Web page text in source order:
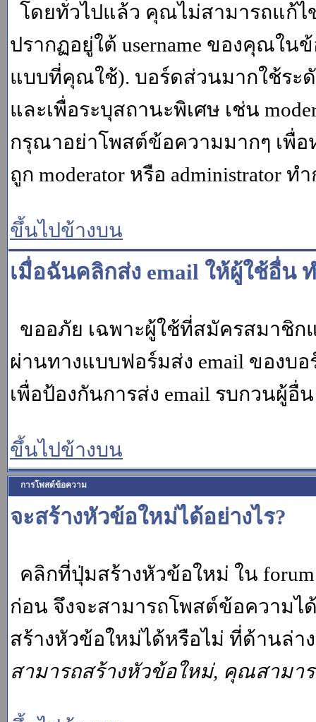
โดยทั่วไปแล้ว คุณไม่สามารถแก้
ปรากฏอยู่ใต้ username ของคุณใ
แบบที่คุณใช้). บอร์ดส่วนมากใช้ร
และเพื่อระบุสถานะพิเศษ เช่น
กรุณาอย่าโพสต์ข้อความมากๆ เพื่
ถูก moderator หรือ administrator
ขึ้นไปข้างบน
เมื่อฉันคลิกส่ง email ให้ผู้ใช้อื่น
ขออภัย เฉพาะผู้ใช้ที่สมัครสมาชิก
ผ่านทางแบบฟอร์มส่ง email ของ
เพื่อป้องกันการส่ง email รบกวนผู้อื่
ขึ้นไปข้างบน
การโพสต์ข้อความ
จะสร้างหัวข้อใหม่ได้อย่างไร?
คลิกที่ปุ่มสร้างหัวข้อใหม่ ใน
ก่อน จึงจะสามารถโพสต์ข้อความ
สร้างหัวข้อใหม่ได้หรือไม่ ที่ด้านล่
สามารถสร้างหัวข้อใหม่, คุณสามา